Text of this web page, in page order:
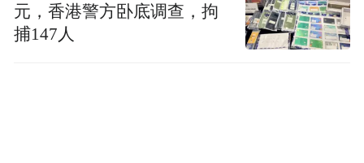
元，香港警方卧底调查，拘
捕147人